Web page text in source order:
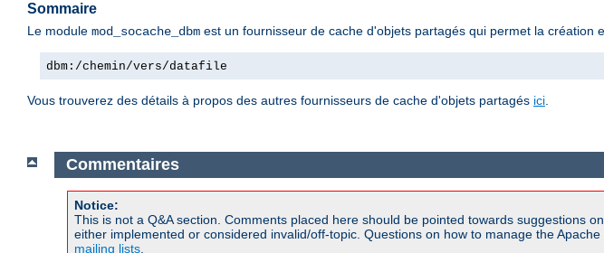
Sommaire
Le module mod_socache_dbm est un fournisseur de cache d'objets partagés qui permet la
dbm:/chemin/vers/datafile
Vous trouverez des détails à propos des autres fournisseurs de cache d'objets partagés ici.
Commentaires
Notice:
This is not a Q&A section. Comments placed here should be pointed towards suggestions
either implemented or considered invalid/off-topic. Questions on how to manage the
mailing lists